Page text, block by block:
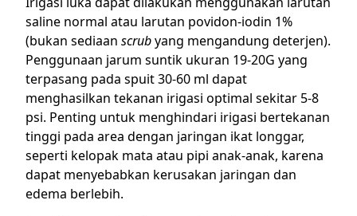
saline normal atau larutan povidon-iodin 1%
(bukan sediaan scrubyang mengandung deterjen).
Penggunaan jarum suntik ukuran 19-20G yang
terpasang pada spuit 30-60 ml dapat
menghasilkan tekanan irigasi optimal sekitar 5-8
psi. Penting untuk menghindari irigasi bertekanan
tinggi pada area dengan jaringan ikat longgar,
seperti kelopak mata atau pipi anak-anak, karena
dapat menyebabkan kerusakan jaringan dan
edema berlebih.